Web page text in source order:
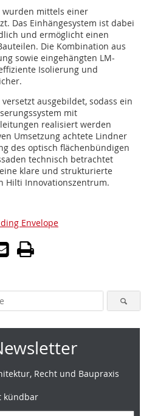
wurden mittels einer
Das Einhängesystem ist dabei
und ermöglicht einen
Die Kombination aus
sowie eingehängten LM-
Isolierung und
ausgebildet, sodass ein
mit
realisiert werden
Umsetzung achtete Lindner
des optisch flächenbündigen
technisch betrachtet
klare und strukturierte
Hilti Innovationszentrum.
Envelope
Recht und Baupraxis
kündbar